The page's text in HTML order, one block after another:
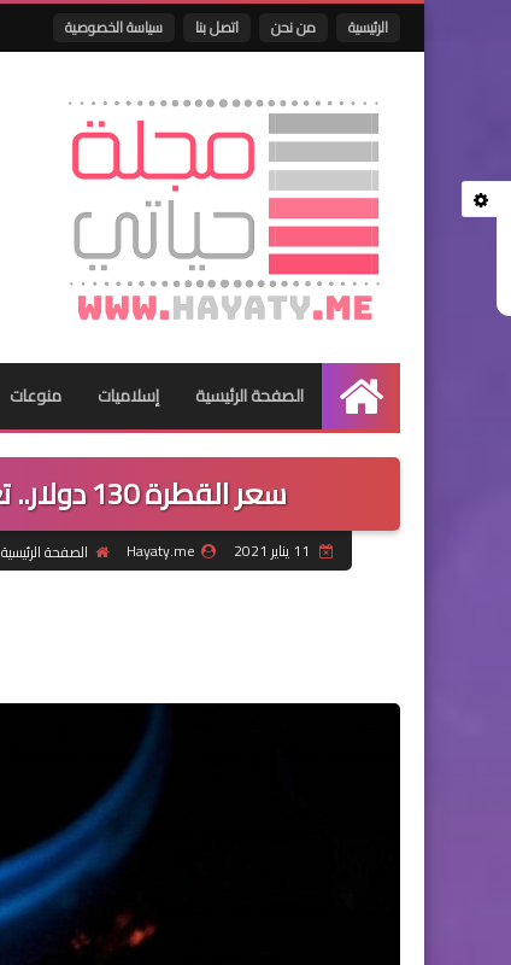
الرئيسية من نحن اتصل بنا سياسة الخصوصية
الرئيسية
الصفحة الرئيسية إسلاميات منوعات
سعر القطرة 130 دولار.. تعرف على صاحب أغلى سائل في العالم..!!
Hayaty.me الصفحة الرئيسية